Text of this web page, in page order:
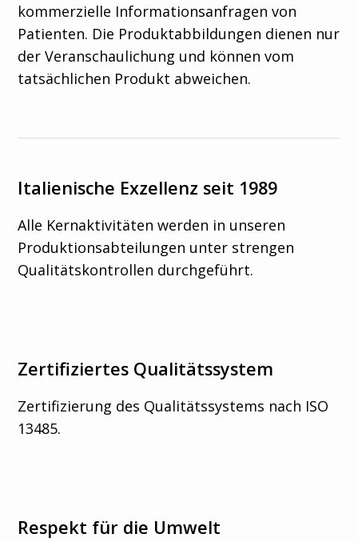
kommerzielle Informationsanfragen von
Patienten. Die Produktabbildungen dienen nur
der Veranschaulichung und können vom
tatsächlichen Produkt abweichen.
Italienische Exzellenz seit 1989
Alle Kernaktivitäten werden in unseren
Produktionsabteilungen unter strengen
Qualitätskontrollen durchgeführt.
Zertifiziertes Qualitätssystem
Zertifizierung des Qualitätssystems nach ISO
13485.
Respekt für die Umwelt